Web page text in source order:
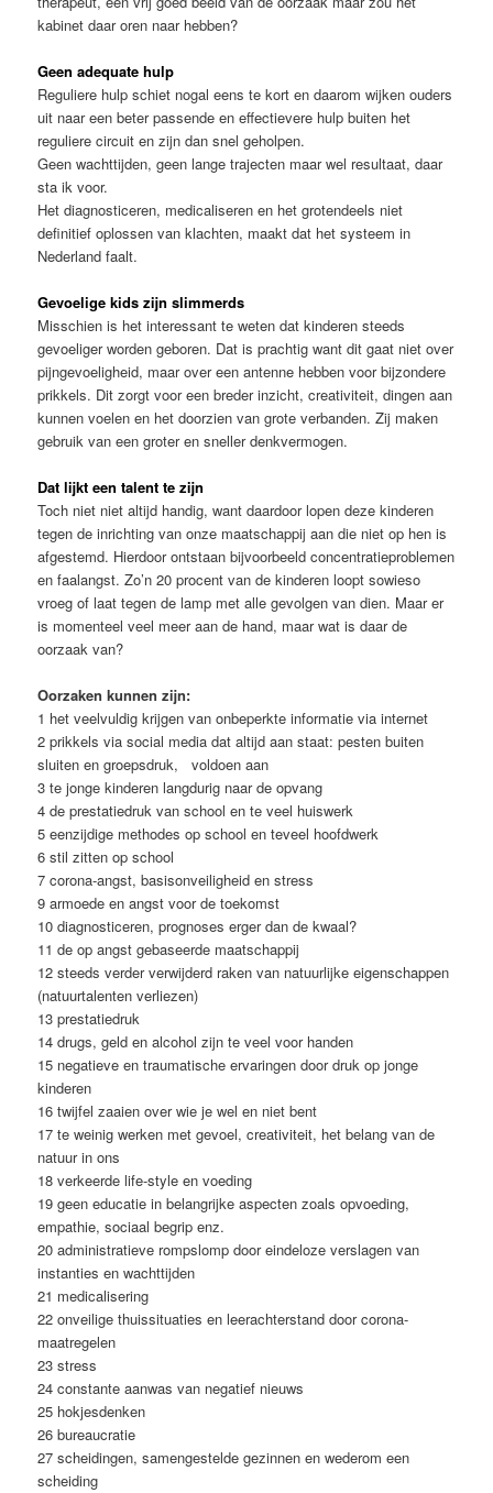
kabinet daar oren naar hebben?
Geen adequate hulp
Reguliere hulp schiet nogal eens te kort en daarom wijken ouders
uit naar een beter passende en effectievere hulp buiten het
reguliere circuit en zijn dan snel geholpen.
Geen wachttijden, geen lange trajecten maar wel resultaat, daar
sta ik voor.
Het diagnosticeren, medicaliseren en het grotendeels niet
definitief oplossen van klachten, maakt dat het systeem in
Nederland faalt.
Gevoelige kids zijn slimmerds
Misschien is het interessant te weten dat kinderen steeds
gevoeliger worden geboren. Dat is prachtig want dit gaat niet over
pijngevoeligheid, maar over een antenne hebben voor bijzondere
prikkels. Dit zorgt voor een breder inzicht, creativiteit, dingen aan
kunnen voelen en het doorzien van grote verbanden. Zij maken
gebruik van een groter en sneller denkvermogen.
Dat lijkt een talent te zijn
Toch niet niet altijd handig, want daardoor lopen deze kinderen
tegen de inrichting van onze maatschappij aan die niet op hen is
afgestemd. Hierdoor ontstaan bijvoorbeeld concentratieproblemen
en faalangst. Zo’n 20 procent van de kinderen loopt sowieso
vroeg of laat tegen de lamp met alle gevolgen van dien. Maar er
is momenteel veel meer aan de hand, maar wat is daar de
oorzaak van?
Oorzaken kunnen zijn:
1 het veelvuldig krijgen van onbeperkte informatie via internet
2 prikkels via social media dat altijd aan staat: pesten buiten
sluiten en groepsdruk, voldoen aan
3 te jonge kinderen langdurig naar de opvang
4 de prestatiedruk van school en te veel huiswerk
5 eenzijdige methodes op school en teveel hoofdwerk
6 stil zitten op school
7 corona-angst, basisonveiligheid en stress
9 armoede en angst voor de toekomst
10 diagnosticeren, prognoses erger dan de kwaal?
11 de op angst gebaseerde maatschappij
12 steeds verder verwijderd raken van natuurlijke eigenschappen
(natuurtalenten verliezen)
13 prestatiedruk
14 drugs, geld en alcohol zijn te veel voor handen
15 negatieve en traumatische ervaringen door druk op jonge
kinderen
16 twijfel zaaien over wie je wel en niet bent
17 te weinig werken met gevoel, creativiteit, het belang van de
natuur in ons
18 verkeerde life-style en voeding
19 geen educatie in belangrijke aspecten zoals opvoeding,
empathie, sociaal begrip enz.
20 administratieve rompslomp door eindeloze verslagen van
instanties en wachttijden
21 medicalisering
22 onveilige thuissituaties en leerachterstand door corona-
maatregelen
23 stress
24 constante aanwas van negatief nieuws
25 hokjesdenken
26 bureaucratie
27 scheidingen, samengestelde gezinnen en wederom een
scheiding